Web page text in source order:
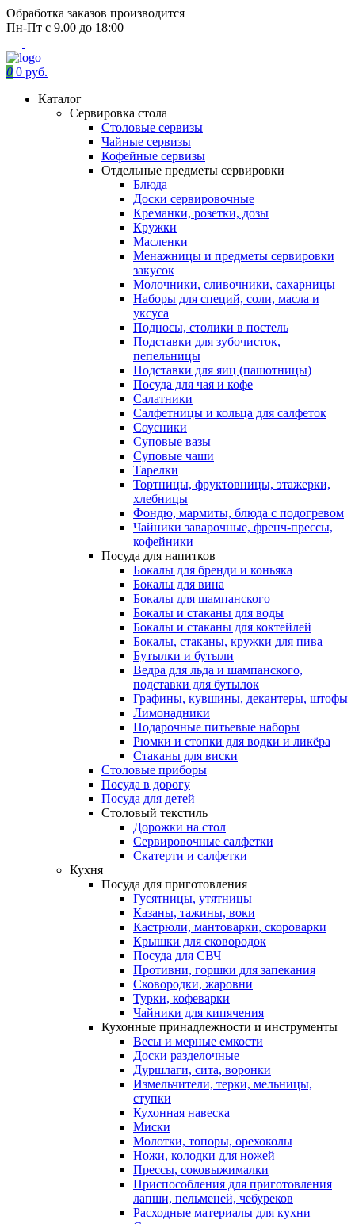
Обработка заказов производится
Пн-Пт с 9.00 до 18:00
0 0 руб.
Каталог
Сервировка стола
Столовые сервизы
Чайные сервизы
Кофейные сервизы
Отдельные предметы сервировки
Блюда
Доски сервировочные
Креманки, розетки, дозы
Кружки
Масленки
Менажницы и предметы сервировки
закусок
Молочники, сливочники, сахарницы
Наборы для специй, соли, масла и
уксуса
Подносы, столики в постель
Подставки для зубочисток,
пепельницы
Подставки для яиц (пашотницы)
Посуда для чая и кофе
Салатники
Салфетницы и кольца для салфеток
Соусники
Суповые вазы
Суповые чаши
Тарелки
Тортницы, фруктовницы, этажерки,
хлебницы
Фондю, мармиты, блюда с подогревом
Чайники заварочные, френч-прессы,
кофейники
Посуда для напитков
Бокалы для бренди и коньяка
Бокалы для вина
Бокалы для шампанского
Бокалы и стаканы для воды
Бокалы и стаканы для коктейлей
Бокалы, стаканы, кружки для пива
Бутылки и бутыли
Ведра для льда и шампанского,
подставки для бутылок
Графины, кувшины, декантеры, штофы
Лимонадники
Подарочные питьевые наборы
Рюмки и стопки для водки и ликёра
Стаканы для виски
Столовые приборы
Посуда в дорогу
Посуда для детей
Столовый текстиль
Дорожки на стол
Сервировочные салфетки
Скатерти и салфетки
Кухня
Посуда для приготовления
Гусятницы, утятницы
Казаны, тажины, воки
Кастрюли, мантоварки, скороварки
Крышки для сковородок
Посуда для СВЧ
Противни, горшки для запекания
Сковородки, жаровни
Турки, кофеварки
Чайники для кипячения
Кухонные принадлежности и инструменты
Весы и мерные емкости
Доски разделочные
Дуршлаги, сита, воронки
Измельчители, терки, мельницы,
ступки
Кухонная навеска
Миски
Молотки, топоры, орехоколы
Ножи, колодки для ножей
Прессы, соковыжималки
Приспособления для приготовления
лапши, пельменей, чебуреков
Расходные материалы для кухни